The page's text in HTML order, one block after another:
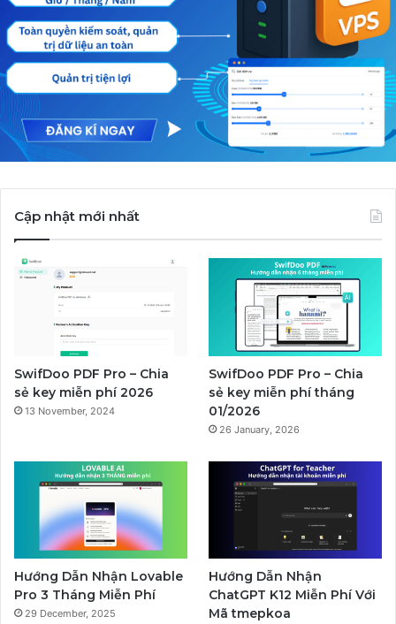
Cập nhật mới nhất
SwifDoo PDF Pro – Chia
sẻ key miễn phí 2026
13 November, 2024
SwifDoo PDF Pro – Chia
sẻ key miễn phí tháng
01/2026
26 January, 2026
Hướng Dẫn Nhận Lovable
Pro 3 Tháng Miễn Phí
29 December, 2025
Hướng Dẫn Nhận
ChatGPT K12 Miễn Phí Với
Mã tmepkoa